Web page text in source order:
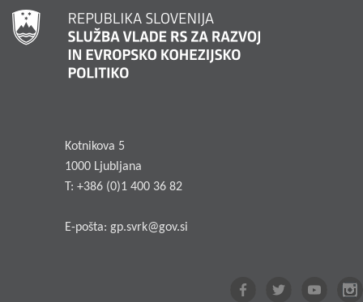
Kotnikova 5
1000 Ljubljana
T: +386 (0)1 400 36 82
E-pošta: gp.svrk@gov.si